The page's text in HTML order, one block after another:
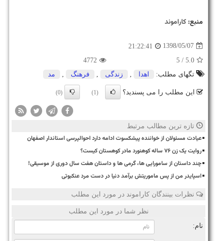
منبع: كاراموند
1398/05/07
21:22:41
5.0
/ 5
4772
تگهای مطلب:
اهدا , زندگی , فرهنگ , مد
این مطلب را می پسندید؟ (1)
(0)
تازه ترین مطالب مرتبط
عیادت مسئولان از خواننده پیشکسوت ادامه دارد احوالپرسی استاندار اصفهان
روایت یک زن ۷۶ ساله کوهنورد مادر کوهستان کیست؟
چند داستان از سامورایی ها، گرمی ها و داستان هفت سال دوری از موسیقی!
اسپایدر من از پس ماموریتش برآمد دنیا در دست مرد عنکبوتی
نظرات بینندگان کاراموند در مورد این مطلب
نظر شما در مورد این مطلب
نام: